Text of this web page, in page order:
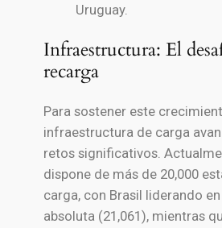
Uruguay.
Infraestructura: El
recarga
Para sostener este
infraestructura de carga
retos significativos.
dispone de más de 20,000
carga, con Brasil liderando
absoluta (21,061), mientras